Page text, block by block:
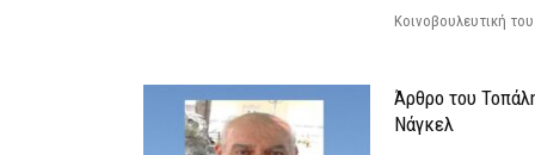
Κοινοβουλευτική
Άρθρο του
Νάγκελ